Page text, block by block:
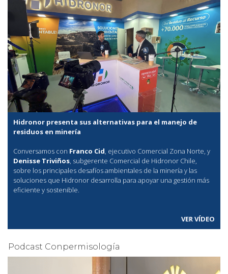
Hidronor presenta sus alternativas para el manejo de
residuos en minería
Conversamos con Franco Cid, ejecutivo Comercial Zona Norte, y
Denisse Triviños, subgerente Comercial de Hidronor Chile,
sobre los principales desafíos ambientales de la minería y las
soluciones que Hidronor desarrolla para apoyar una gestión más
eficiente y sostenible.
VER VÍDEO
Podcast Conpermisología